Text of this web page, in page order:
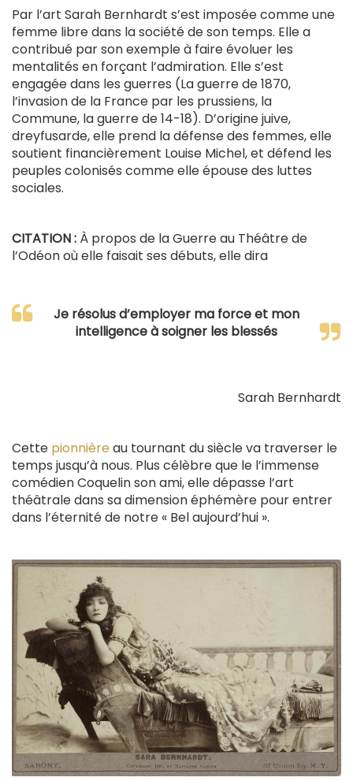
Par l’art Sarah Bernhardt s’est imposée comme une
femme libre dans la société de son temps. Elle a
contribué par son exemple à faire évoluer les
mentalités en forçant l’admiration. Elle s’est
engagée dans les guerres (La guerre de 1870,
l’invasion de la France par les prussiens, la
Commune, la guerre de 14-18). D’origine juive,
dreyfusarde, elle prend la défense des femmes, elle
soutient financièrement Louise Michel, et défend les
peuples colonisés comme elle épouse des luttes
sociales.
CITATION : À propos de la Guerre au Théâtre de
l’Odéon où elle faisait ses débuts, elle dira
Je résolus d’employer ma force et mon
intelligence à soigner les blessés
Sarah Bernhardt
Cette pionnière au tournant du siècle va traverser le
temps jusqu’à nous. Plus célèbre que le l’immense
comédien Coquelin son ami, elle dépasse l’art
théâtrale dans sa dimension éphémère pour entrer
dans l’éternité de notre « Bel aujourd’hui ».